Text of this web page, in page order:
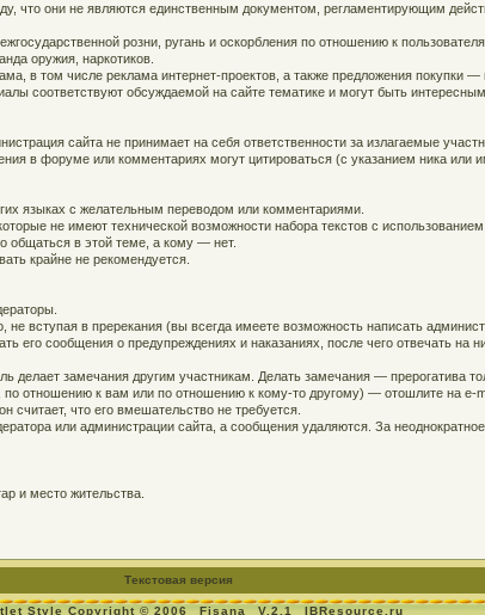
что они не являются единственным документом, регламентирующим
розни, ругань и оскорбления по отношению к
оружия, наркотиков.
в том числе реклама интернет-проектов, а также предложения покупки
соответствуют обсуждаемой на сайте тематике и могут быть
сайта не принимает на себя ответственности за излагаемые
в форуме или комментариях могут цитироваться (с указанием ника или
языках с желательным переводом или комментариями.
не имеют технической возможности набора текстов с использованием
общаться в этой теме, а кому — нет.
крайне не рекомендуется.
вступая в пререкания (вы всегда имеете возможность написать
сообщения о предупреждениях и наказаниях, после чего отвечать на
делает замечания другим участникам. Делать замечания — прерогатива
по отношению к вам или по отношению к кому-то другому) — отошлите на
считает, что его вмешательство не требуется.
или администрации сайта, а сообщения удаляются. За
и место жительства.
Текстовая версия
Style Copyright © 2006 Fisana V.2.1 IBResource.ru